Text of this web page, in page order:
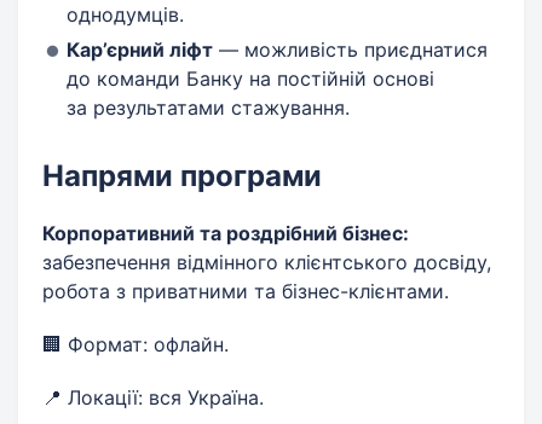
однодумців.
Кар’єрний ліфт — можливість приєднатися
до команди Банку на постійній основі
за результатами стажування.
Напрями програми
Корпоративний та роздрібний бізнес:
забезпечення відмінного клієнтського досвіду,
робота з приватними та бізнес-клієнтами.
🏢 Формат: офлайн.
📍 Локації: вся Україна.